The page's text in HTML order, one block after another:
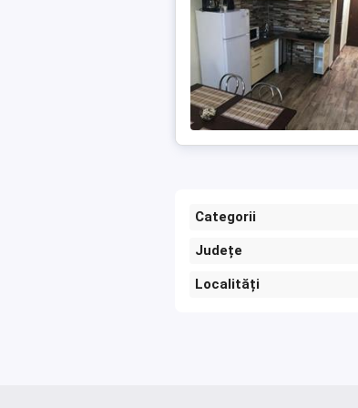
Categorii
Județe
Localități